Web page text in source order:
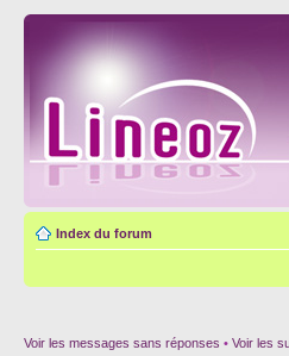
Index du forum
Voir les messages sans réponses • Voir les